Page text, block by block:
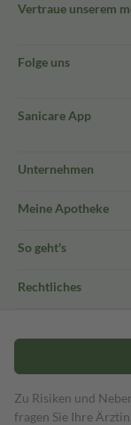
Vertraue unserem
Folge uns
Sanicare App
Unternehmen
Meine Apotheke
So geht's
Rechtliches
Zu Risiken und
fragen Sie Ihre